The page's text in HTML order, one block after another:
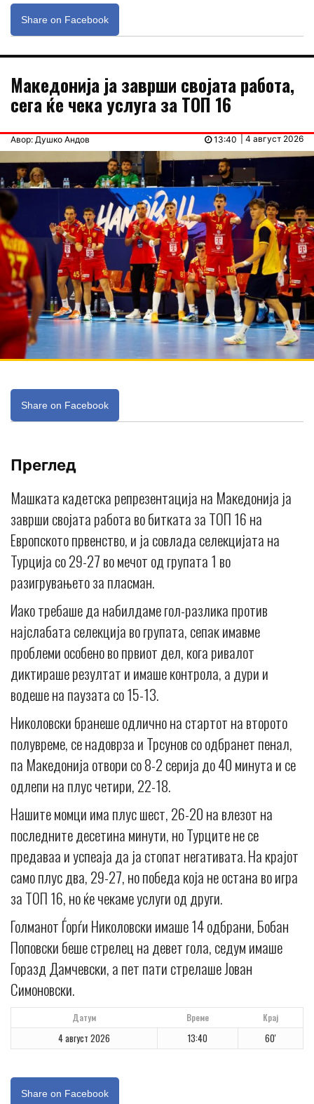
Share on Facebook
Македонија ја заврши својата работа,
сега ќе чека услуга за ТОП 16
Авор: Душко Андов | 4 август 2026
13:40
Share on Facebook
Преглед
Машката кадетска репрезентација на Македонија ја
заврши својата работа во битката за ТОП 16 на
Европското првенство, и ја совлада селекцијата на
Турција со 29-27 во мечот од групата 1 во
разигрувањето за пласман.
Иако требаше да набилдаме гол-разлика против
најслабата селекција во групата, сепак имавме
проблеми особено во првиот дел, кога ривалот
диктираше резултат и имаше контрола, а дури и
водеше на паузата со 15-13.
Николовски бранеше одлично на стартот на второто
полувреме, се надоврза и Трсунов со одбранет пенал,
па Македонија отвори со 8-2 серија до 40 минута и се
одлепи на плус четири, 22-18.
Нашите момци има плус шест, 26-20 на влезот на
последните десетина минути, но Турците не се
предаваа и успеаja да ја стопат негативата. На крајот
само плус два, 29-27, но победа која не остана во игра
за ТОП 16, но ќе чекаме услуги од други.
Голманот Ѓорѓи Николовски имаше 14 одбрани, Бобан
Поповски беше стрелец на девет гола, седум имаше
Горазд Дамчевски, а пет пати стрелаше Јован
Симоновски.
Датум Време Крај
4 август 2026 13:40 60'
Share on Facebook